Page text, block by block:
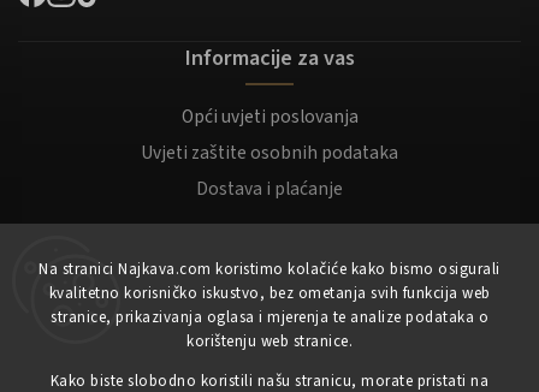
Na stranici Najkava.com koristimo kolačiće kako bismo osigurali
kvalitetno korisničko iskustvo, bez ometanja svih funkcija web
stranice, prikazivanja oglasa i mjerenja te analize podataka o
korištenju web stranice.
Kako biste slobodno koristili našu stranicu, morate pristati na
Informacije za vas
Opći uvjeti poslovanja
Uvjeti zaštite osobnih podataka
Dostava i plaćanje
Moj račun
Registracija
Prijaviti se